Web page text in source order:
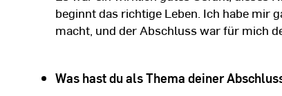
beginnt das richtige Leben. Ich habe mir
macht, und der Abschluss war für mich
Was hast du als Thema deiner